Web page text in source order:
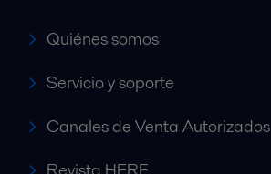
Quiénes somos
Servicio y soporte
Canales de Venta Autorizados